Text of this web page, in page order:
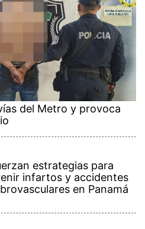
del Metro y provoca
estrategias para
infartos y accidentes
en Panamá